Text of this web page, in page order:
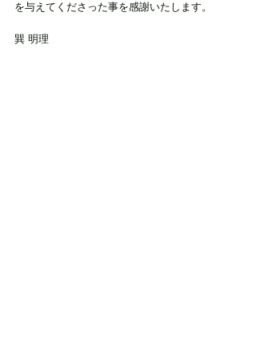
を与えてくださった事を感謝いたします。
巽 明理